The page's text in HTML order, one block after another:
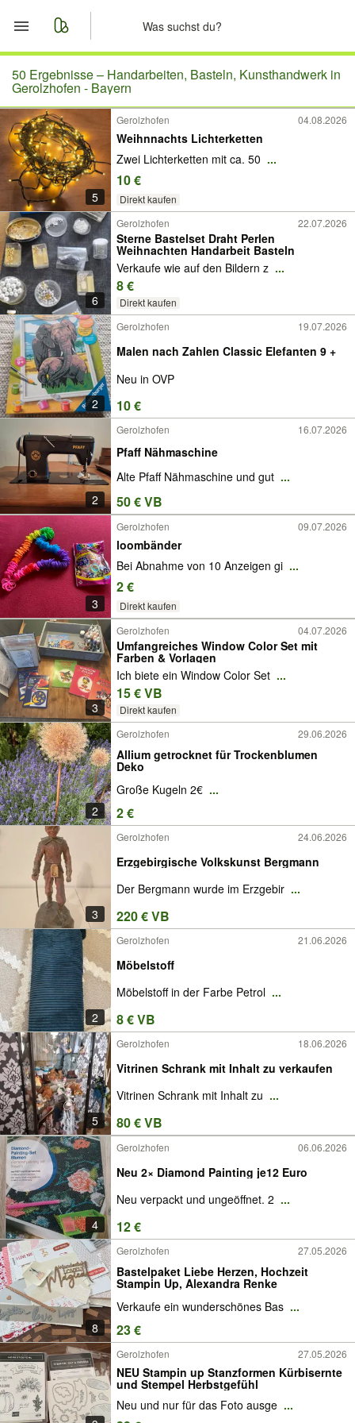
Start
Merkliste
Nachrichten
Anzeige aufgeben
50 Ergebnisse – Handarbeiten, Basteln, Kunsthandwerk in
Gerolzhofen - Bayern
5
Gerolzhofen 04.08.2026
Weihnnachts Lichterketten
Zwei Lichterketten mit ca. 50 ...
10 €
Direkt kaufen
6
Gerolzhofen 22.07.2026
Sterne Bastelset Draht Perlen
Weihnachten Handarbeit Basteln
Verkaufe wie auf den Bildern z ...
8 €
Direkt kaufen
2
Gerolzhofen 19.07.2026
Malen nach Zahlen Classic Elefanten 9 +
Neu in OVP
10 €
2
Gerolzhofen 16.07.2026
Pfaff Nähmaschine
Alte Pfaff Nähmaschine und gut ...
50 € VB
3
Gerolzhofen 09.07.2026
loombänder
Bei Abnahme von 10 Anzeigen gi ...
2 €
Direkt kaufen
3
Gerolzhofen 04.07.2026
Umfangreiches Window Color Set mit
Farben & Vorlagen
Ich biete ein Window Color Set ...
15 € VB
Direkt kaufen
2
Gerolzhofen 29.06.2026
Allium getrocknet für Trockenblumen
Deko
Große Kugeln 2€ ...
2 €
3
Gerolzhofen 24.06.2026
Erzgebirgische Volkskunst Bergmann
Der Bergmann wurde im Erzgebir ...
220 € VB
2
Gerolzhofen 21.06.2026
Möbelstoff
Möbelstoff in der Farbe Petrol ...
8 € VB
5
Gerolzhofen 18.06.2026
Vitrinen Schrank mit Inhalt zu verkaufen
Vitrinen Schrank mit Inhalt zu ...
80 € VB
4
Gerolzhofen 06.06.2026
Neu 2× Diamond Painting je12 Euro
Neu verpackt und ungeöffnet. 2 ...
12 €
8
Gerolzhofen 27.05.2026
Bastelpaket Liebe Herzen, Hochzeit
Stampin Up, Alexandra Renke
Verkaufe ein wunderschönes Bas ...
23 €
Gerolzhofen 27.05.2026
NEU Stampin up Stanzformen Kürbisernte
und Stempel Herbstgefühl
Neu und nur für das Foto ausge ...